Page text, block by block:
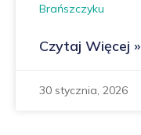
Brańszczyku
Czytaj Więcej »
30 stycznia, 2026